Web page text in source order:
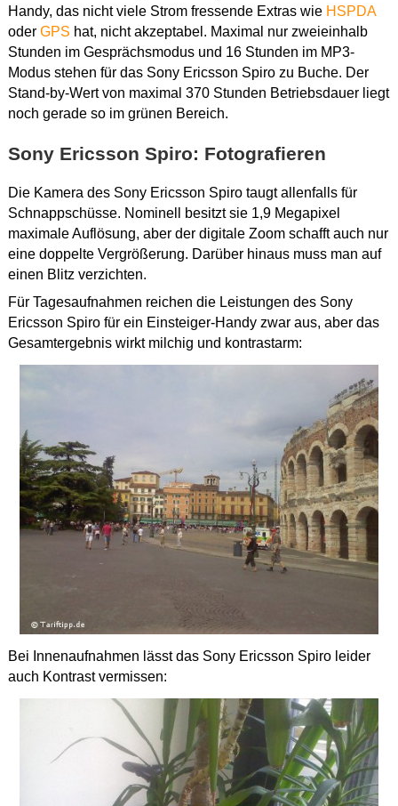
Handy, das nicht viele Strom fressende Extras wie HSPDA
oder GPS hat, nicht akzeptabel. Maximal nur zweieinhalb
Stunden im Gesprächsmodus und 16 Stunden im MP3-
Modus stehen für das Sony Ericsson Spiro zu Buche. Der
Stand-by-Wert von maximal 370 Stunden Betriebsdauer liegt
noch gerade so im grünen Bereich.
Sony Ericsson Spiro: Fotografieren
Die Kamera des Sony Ericsson Spiro taugt allenfalls für
Schnappschüsse. Nominell besitzt sie 1,9 Megapixel
maximale Auflösung, aber der digitale Zoom schafft auch nur
eine doppelte Vergrößerung. Darüber hinaus muss man auf
einen Blitz verzichten.
Für Tagesaufnahmen reichen die Leistungen des Sony
Ericsson Spiro für ein Einsteiger-Handy zwar aus, aber das
Gesamtergebnis wirkt milchig und kontrastarm:
Bei Innenaufnahmen lässt das Sony Ericsson Spiro leider
auch Kontrast vermissen: